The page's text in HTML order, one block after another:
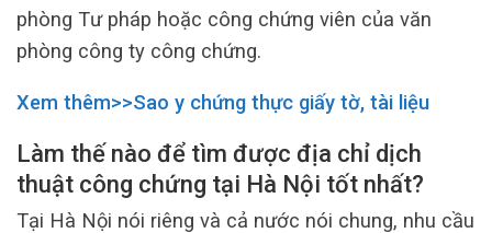
phòng Tư pháp hoặc công chứng viên của văn
phòng công ty công chứng.
Xem thêm>>Sao y chứng thực giấy tờ, tài liệu
Làm thế nào để tìm được địa chỉ dịch
thuật công chứng tại Hà Nội tốt nhất?
Tại Hà Nội nói riêng và cả nước nói chung, nhu cầu